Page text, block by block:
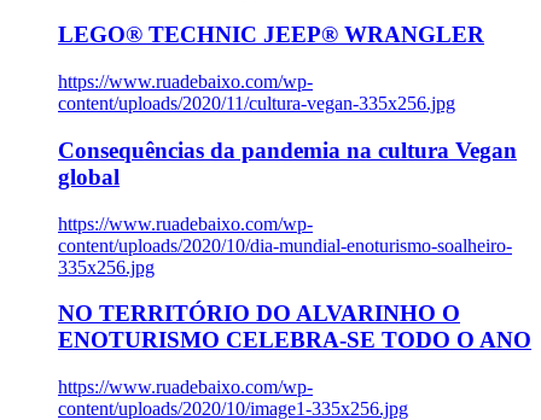
LEGO® TECHNIC JEEP® WRANGLER
https://www.ruadebaixo.com/wp-
content/uploads/2020/11/cultura-vegan-335x256.jpg
Consequências da pandemia na cultura Vegan
global
https://www.ruadebaixo.com/wp-
content/uploads/2020/10/dia-mundial-enoturismo-soalheiro-
335x256.jpg
NO TERRITÓRIO DO ALVARINHO O
ENOTURISMO CELEBRA-SE TODO O ANO
https://www.ruadebaixo.com/wp-
content/uploads/2020/10/image1-335x256.jpg